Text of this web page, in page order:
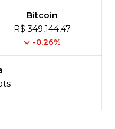
Bitcoin
R$ 349,144,47
-0,26%